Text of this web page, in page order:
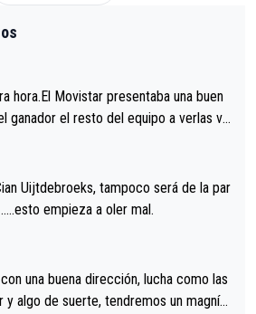
hora.El Movistar presentaba una buen
ganador el resto del equipo a verlas ve
es la mejoría de Enric Más en San Seb
Burgos sigue la mejoría, podríamos ten
Vuelta.Ojalá.
Uijtdebroeks, tampoco será de la par
empieza a oler mal.
con una buena dirección, lucha como las
y algo de suerte, tendremos un magnífi